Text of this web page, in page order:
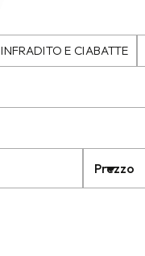
INFRADITO E CIABATTE
Prezzo